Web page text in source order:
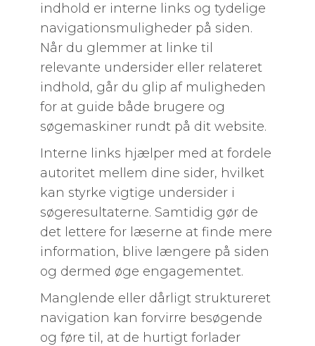
indhold er interne links og tydelige
navigationsmuligheder på siden.
Når du glemmer at linke til
relevante undersider eller relateret
indhold, går du glip af muligheden
for at guide både brugere og
søgemaskiner rundt på dit website.
Interne links hjælper med at fordele
autoritet mellem dine sider, hvilket
kan styrke vigtige undersider i
søgeresultaterne. Samtidig gør de
det lettere for læserne at finde mere
information, blive længere på siden
og dermed øge engagementet.
Manglende eller dårligt struktureret
navigation kan forvirre besøgende
og føre til, at de hurtigt forlader